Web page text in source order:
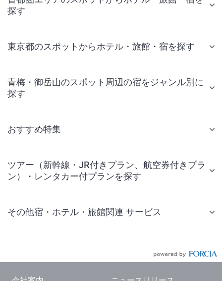
探す
東京都のスポットからホテル・旅館・宿を探す
青梅・御岳山のスポット周辺の宿をジャンル別に
探す
おすすめ特集
ツアー（新幹線・JR付きプラン、航空券付きプラ
ン）・レンタカー付プランを探す
その他宿・ホテル・旅館関連 サービス